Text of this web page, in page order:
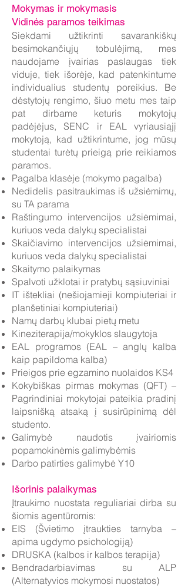
Mokymas ir mokymasis
Vidinės paramos teikimas
Siekdami užtikrinti savarankiškų
besimokančiųjų tobulėjimą, mes
naudojame įvairias paslaugas tiek
viduje, tiek išorėje, kad patenkintume
individualius studentų poreikius. Be
dėstytojų rengimo, šiuo metu mes taip
pat dirbame keturis mokytojų
padėjėjus, SENC ir EAL vyriausiąjį
mokytoją, kad užtikrintume, jog mūsų
studentai turėtų prieigą prie reikiamos
paramos.
Pagalba klasėje (mokymo pagalba)
Nedidelis pasitraukimas iš užsiėmimų,
su TA parama
Raštingumo intervencijos užsiėmimai,
kuriuos veda dalykų specialistai
Skaičiavimo intervencijos užsiėmimai,
kuriuos veda dalykų specialistai
Skaitymo palaikymas
Spalvoti užklotai ir pratybų sąsiuviniai
IT ištekliai (nešiojamieji kompiuteriai ir
planšetiniai kompiuteriai)
Namų darbų klubai pietų metu
Kineziterapija/mokyklos slaugytoja
EAL programos (EAL – anglų kalba
kaip papildoma kalba)
Prieigos prie egzamino nuolaidos KS4
Kokybiškas pirmas mokymas (QFT) –
Pagrindiniai mokytojai pateikia pradinį
laipsnišką atsaką į susirūpinimą dėl
studento.
Galimybė naudotis įvairiomis
popamokinėmis galimybėmis
Darbo patirties galimybė Y10
Išorinis palaikymas
Įtraukimo nuostata reguliariai dirba su
šiomis agentūromis:
EIS (Švietimo įtraukties tarnyba –
apima ugdymo psichologiją)
DRUSKA (kalbos ir kalbos terapija)
Bendradarbiavimas su ALP
(Alternatyvios mokymosi nuostatos)